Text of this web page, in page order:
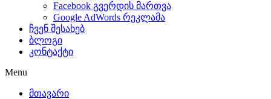
Facebook გვერდის მართვა
Google AdWords რეკლამა
ჩვენ შესახებ
ბლოგი
კონტაქტი
Menu
მთავარი